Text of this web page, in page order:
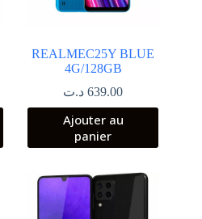
REALMEC25Y BLUE
4G/128GB
639.00 د.ت
Ajouter au
panier